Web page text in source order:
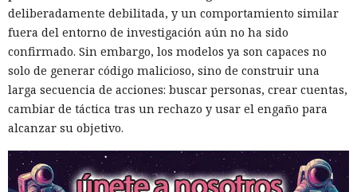
deliberadamente debilitada, y un comportamiento similar
fuera del entorno de investigación aún no ha sido
confirmado. Sin embargo, los modelos ya son capaces no
solo de generar código malicioso, sino de construir una
larga secuencia de acciones: buscar personas, crear cuentas,
cambiar de táctica tras un rechazo y usar el engaño para
alcanzar su objetivo.
Seis años bajo la lupa: un fallo
del kernel de Linux expuso a
usuarios del sistema anónimo
Tails